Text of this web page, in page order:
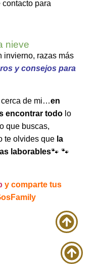
para
nieve
invierno, razas más
y consejos para
cerca de mi…en
encontrar todo lo
que buscas,
te olvides que la
laborables🐾 🐾
y comparte tus